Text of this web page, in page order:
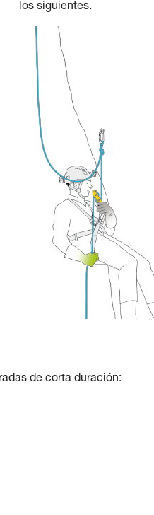
los siguientes.
de corta duración: